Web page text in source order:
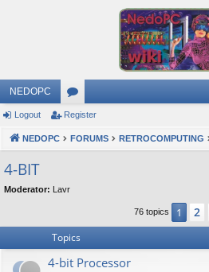
NEDOPC
or
u
s
Logout Register
NEDOPC FORUMS RETROCOMPUTING
4-BIT
Moderator: Lavr
76 topics 1 2
Topics
4-bit Processor